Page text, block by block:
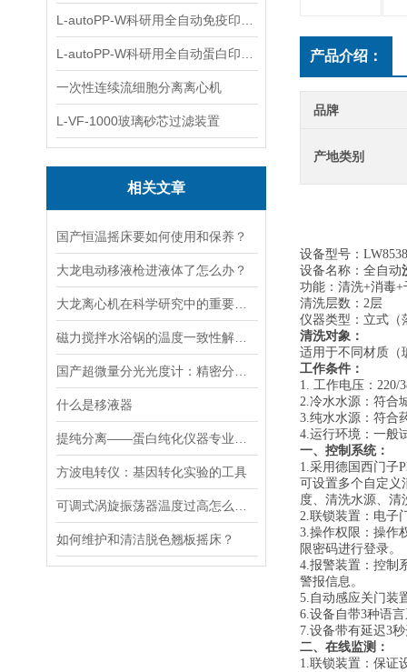
一次性连续流细胞分离离心机
L-VF-1000玻璃砂芯过滤装置
相关文章
国产恒温摇床要如何使用和保养？
大龙电动移液枪进液体了怎么办？
什么是移液器
方波电转仪：基因转化实验的工具​
如何维护和清洁脱色翘板摇床？
产品介绍：
品牌
产地类别
设备型号：
设备名称： 全自动
功能：清洗+消毒+
清洗层数： 2层
仪器类型：立式（
清洗对象：
适用于不同材质（
工作条件：
1. 工作电压： 220/
2.冷水水源：符合
3.纯水水源：符合
4.运行环境：一般
一、 控制系统：
1.采用德国西门子
可设置多个自定义
度、清洗水源、清
2.联锁装置：电子
3.操作权限： 操作
限密码进行登录。
4.报警装置：控制
警报信息。
5. 自动感应关门装
6.设备自带3种语
7.设备带有延迟3
二、 在线监测：
1.联锁装置：保证